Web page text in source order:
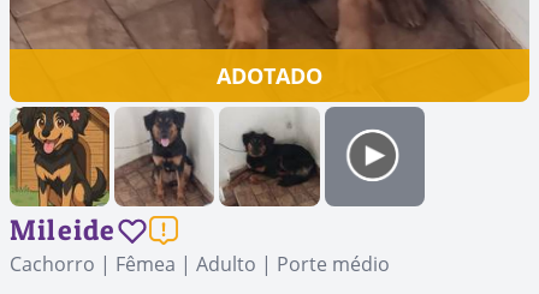
ADOTADO
Mileide
Cachorro | Fêmea | Adulto | Porte médio